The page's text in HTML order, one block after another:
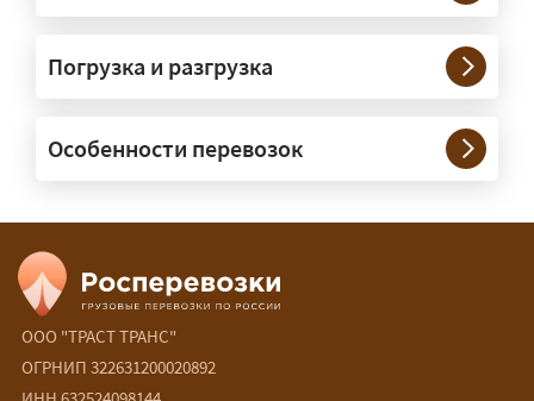
России?
межгородних перевозках по всей
России (от 100 км). Груз едет от
адреса до адреса на одной машине,
Калининград и Крым берём грузы от
500 кг.
Есть ли сборные и попутные
Погрузка и разгрузка
Особенности перевозок
ООО "ТРАСТ ТРАНС"
ОГРНИП 322631200020892